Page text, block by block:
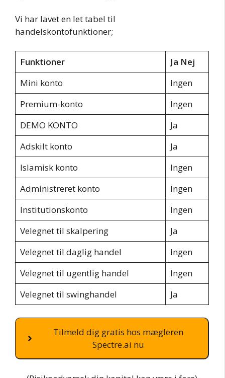
Vi har lavet en let tabel til
handelskontofunktioner;
Funktioner
Ja Nej
Mini konto
Ingen
Premium-konto
Ingen
DEMO KONTO
Ja
Adskilt konto
Ja
Islamisk konto
Ingen
Administreret konto
Ingen
Institutionskonto
Ingen
Velegnet til skalpering
Ja
Velegnet til daglig handel
Ingen
Velegnet til ugentlig handel
Ingen
Velegnet til swinghandel
Ja
Tilmeld dig gratis hos mægleren
Spectre.ai nu